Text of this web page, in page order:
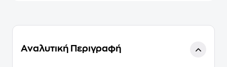
Αναλυτική Περιγραφή